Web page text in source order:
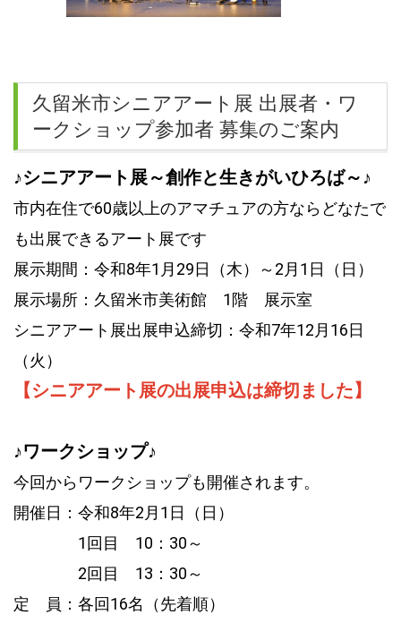
久留米市シニアアート展 出展者・ワ
ークショップ参加者 募集のご案内
♪シニアアート展～創作と生きがいひろば～♪
市内在住で60歳以上のアマチュアの方ならどなたで
も出展できるアート展です
展示期間：令和8年1月29日（木）～2月1日（日）
展示場所：久留米市美術館 1階 展示室
シニアアート展出展申込締切：令和7年12月16日
（火）
【シニアアート展の出展申込は締切ました】
♪ワークショップ♪
今回からワークショップも開催されます。
開催日：令和8年2月1日（日）
1回目 10：30～
2回目 13：30～
定 員：各回16名（先着順）